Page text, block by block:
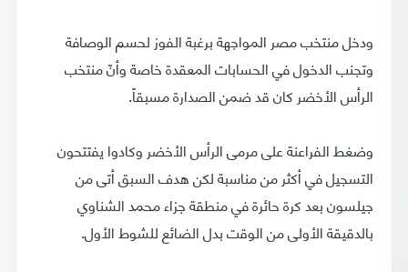
ودخل منتخب مصر المواجهة برغبة الفوز لحسم الوصافة
وتجنب الدخول في الحسابات المعقدة خاصة وأنّ منتخب
الرأس الأخضر كان قد ضمن الصدارة مسبقاً.
وضغط الفراعنة على مرمى الرأس الأخضر وكادوا يفتتحون
التسجيل في أكثر من مناسبة لكن هدف السبق أتى من
جيلسون بعد كرة حائرة في منطقة جزاء محمد الشناوي
بالدقيقة الأولى من الوقت بدل الضائع للشوط الأول.